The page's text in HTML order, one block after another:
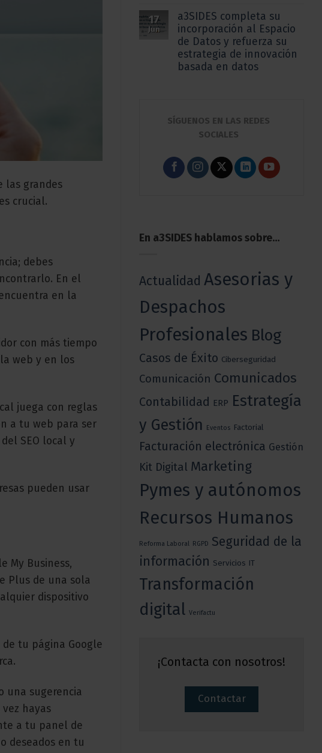
las grandes
crucial.
debes
En el
en la
con más tiempo
web y en los
juega con reglas
a tu web para ser
SEO local y
pueden usar
My Business,
Plus de una sola
dispositivo
tu página Google
una sugerencia
hayas
a tu panel de
deseados en tu
17
Jun
a3SIDES completa su
incorporación al Espacio
de Datos y refuerza su
estrategia de innovación
basada en datos
SÍGUENOS EN LAS REDES
SOCIALES
En a3SIDES hablamos sobre…
Actualidad Asesorias y
Despachos
Profesionales Blog
Casos de Éxito Ciberseguridad
Comunicación Comunicados
Contabilidad ERP Estrategía
y Gestión
Eventos Factorial
Facturación electrónica Gestión
Kit Digital Marketing
Pymes y autónomos
Recursos Humanos
Reforma Laboral RGPD Seguridad de la
información Servicios IT
Transformación
digital Verifactu
¡Contacta con nosotros!
Contactar